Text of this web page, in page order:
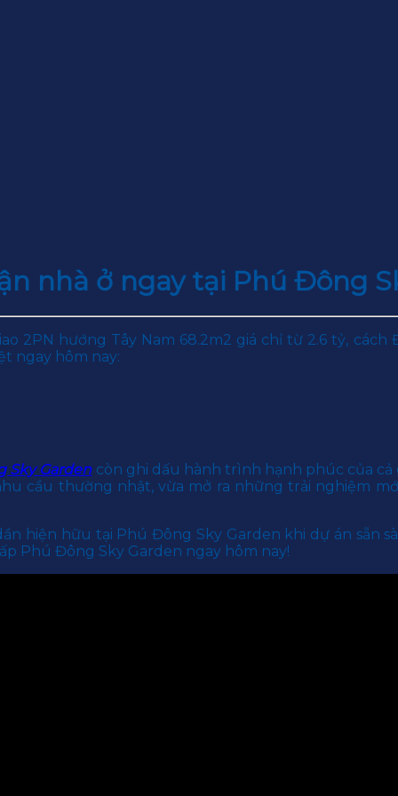
nhà ở ngay tại Phú Đông
2PN hướng Tây Nam 68.2m2 giá chỉ từ 2.6 tỷ, cách
ngay hôm nay:
Sky Gardencòn ghi dấu hành trình hạnh phúc của cả
cầu thường nhật, vừa mở ra những trải nghiệm
hiện hữu tại Phú Đông Sky Garden khi dự án sẵn
Phú Đông Sky Garden ngay hôm nay!